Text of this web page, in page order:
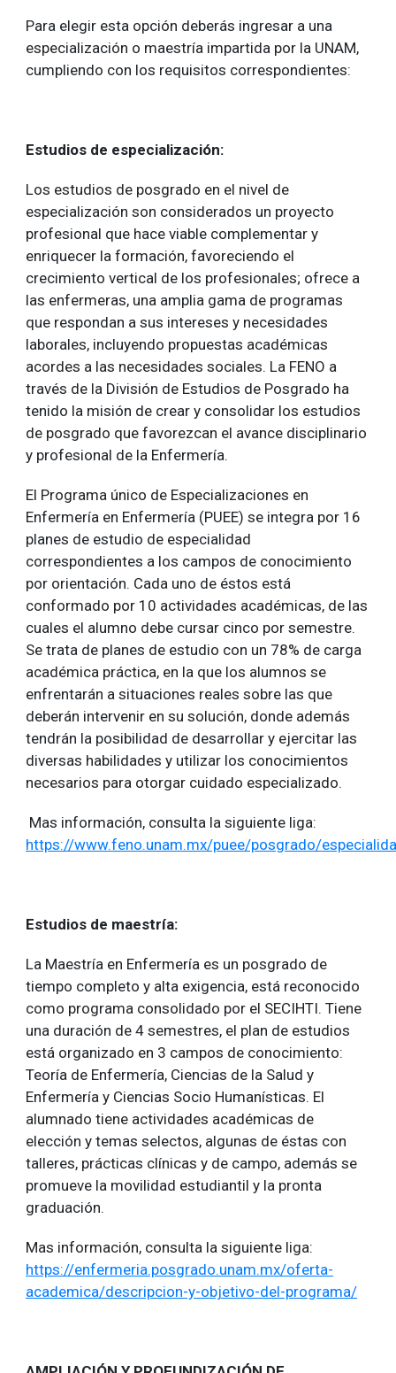
Para elegir esta opción deberás ingresar a una
especialización o maestría impartida por la UNAM,
cumpliendo con los requisitos correspondientes:
Estudios de especialización:
Los estudios de posgrado en el nivel de
especialización son considerados un proyecto
profesional que hace viable complementar y
enriquecer la formación, favoreciendo el
crecimiento vertical de los profesionales; ofrece a
las enfermeras, una amplia gama de programas
que respondan a sus intereses y necesidades
laborales, incluyendo propuestas académicas
acordes a las necesidades sociales. La FENO a
través de la División de Estudios de Posgrado ha
tenido la misión de crear y consolidar los estudios
de posgrado que favorezcan el avance disciplinario
y profesional de la Enfermería.
El Programa único de Especializaciones en
Enfermería en Enfermería (PUEE) se integra por 16
planes de estudio de especialidad
correspondientes a los campos de conocimiento
por orientación. Cada uno de éstos está
conformado por 10 actividades académicas, de las
cuales el alumno debe cursar cinco por semestre.
Se trata de planes de estudio con un 78% de carga
académica práctica, en la que los alumnos se
enfrentarán a situaciones reales sobre las que
deberán intervenir en su solución, donde además
tendrán la posibilidad de desarrollar y ejercitar las
diversas habilidades y utilizar los conocimientos
necesarios para otorgar cuidado especializado.
Mas información, consulta la siguiente liga:
https://www.feno.unam.mx/puee/posgrado/
Estudios de maestría:
La Maestría en Enfermería es un posgrado de
tiempo completo y alta exigencia, está reconocido
como programa consolidado por el SECIHTI. Tiene
una duración de 4 semestres, el plan de estudios
está organizado en 3 campos de conocimiento:
Teoría de Enfermería, Ciencias de la Salud y
Enfermería y Ciencias Socio Humanísticas. El
alumnado tiene actividades académicas de
elección y temas selectos, algunas de éstas con
talleres, prácticas clínicas y de campo, además se
promueve la movilidad estudiantil y la pronta
graduación.
Mas información, consulta la siguiente liga:
https://enfermeria.posgrado.unam.mx/oferta-
academica/descripcion-y-objetivo-del-programa/